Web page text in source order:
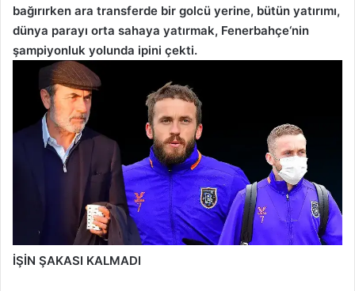
bağırırken ara transferde bir golcü yerine, bütün yatırımı,
dünya parayı orta sahaya yatırmak, Fenerbahçe‘nin
şampiyonluk yolunda ipini çekti.
İŞİN ŞAKASI KALMADI